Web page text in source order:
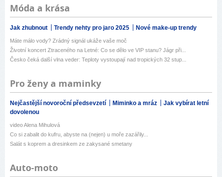
Móda a krása
Jak zhubnout Trendy nehty pro jaro 2025 Nové make-up trendy
Máte málo vody? Zrádný signál ukáže vaše moč
Životní koncert Ztraceného na Letné: Co se dělo ve VIP stanu? Jágr při...
Česko čeká další vlna veder: Teploty vystoupají nad tropických 32 stup...
Pro ženy a maminky
Nejčastější novoroční předsevzetí Miminko a mráz
Jak vybírat letní
dovolenou
video Alena Mihulová
Co si zabalit do kufru, abyste na (nejen) u moře zazářily...
Salát s koprem a dresinkem ze zakysané smetany
Auto-moto